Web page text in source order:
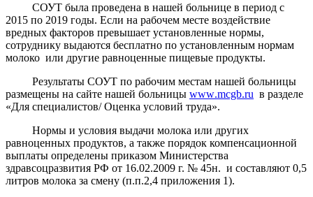
СОУТ была проведена в нашей больнице в период с
2015 по 2019 годы. Если на рабочем месте воздействие
вредных факторов превышает установленные нормы,
сотруднику выдаются бесплатно по установленным нормам
молоко или другие равноценные пищевые продукты.
Результаты СОУТ по рабочим местам нашей больницы
размещены на сайте нашей больницы www.mcgb.ru в разделе
«Для специалистов/ Оценка условий труда».
Нормы и условия выдачи молока или других
равноценных продуктов, а также порядок компенсационной
выплаты определены приказом Министерства
здравсоцразвития РФ от 16.02.2009 г. № 45н. и составляют 0,5
литров молока за смену (п.п.2,4 приложения 1).